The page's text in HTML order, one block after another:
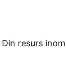
Din resurs